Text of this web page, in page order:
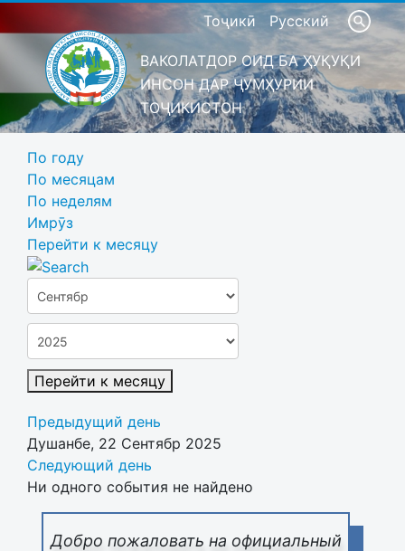
Тоҷикӣ Русский
ВАКОЛАТДОР ОИД БА ҲУҚУҚИ
ИНСОН ДАР ҶУМҲУРИИ
ТОҶИКИСТОН
Добро пожаловать на официальный
По году
По месяцам
По неделям
Имрӯз
Перейти к месяцу
Перейти к месяцу
Предыдущий день
Душанбе, 22 Сентябр 2025
Следующий день
Ни одного события не найдено